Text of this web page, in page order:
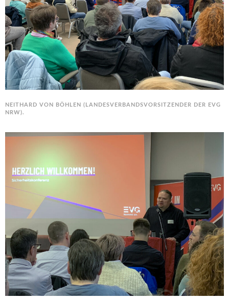
NEITHARD VON BÖHLEN (LANDESVERBANDSVORSITZENDER DER EVG
NRW).